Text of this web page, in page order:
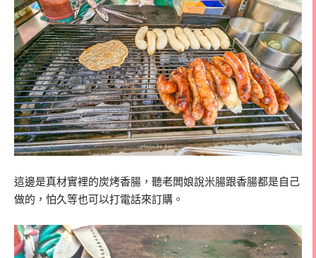
這邊是真材實裡的炭烤香腸，聽老闆娘說米腸跟香腸都是自己
做的，怕久等也可以打電話來訂購。